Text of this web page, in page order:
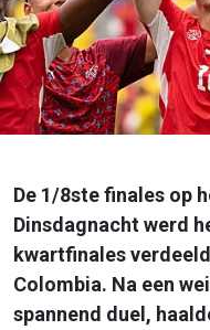
De 1/8ste finales op
Dinsdagnacht werd
kwartfinales
Colombia. Na een
spannend duel,